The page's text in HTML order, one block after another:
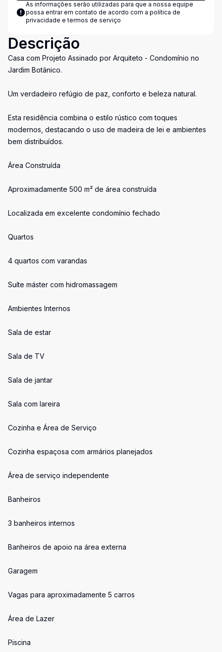
As informações serão utilizadas para que a nossa equipe
possa entrar em contato de acordo com a política de
privacidade e termos de serviço
Descrição
Casa com Projeto Assinado por Arquiteto - Condomínio no
Jardim Botânico.
Um verdadeiro refúgio de paz, conforto e beleza natural.
Esta residência combina o estilo rústico com toques
modernos, destacando o uso de madeira de lei e ambientes
bem distribuídos.
Área Construída
Aproximadamente 500 m² de área construída
Localizada em excelente condomínio fechado
Quartos
4 quartos com varandas
Suíte máster com hidromassagem
Ambientes Internos
Sala de estar
Sala de TV
Sala de jantar
Sala com lareira
Cozinha e Área de Serviço
Cozinha espaçosa com armários planejados
Área de serviço independente
Banheiros
3 banheiros internos
Banheiros de apoio na área externa
Garagem
Vagas para aproximadamente 5 carros
Área de Lazer
Piscina